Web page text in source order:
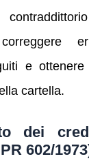
e
cartella.
dei
602/